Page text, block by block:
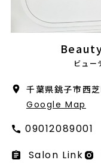
認定インストラクタ
採用情報
製品導入について
お問い合わせ
ビュー
千葉県銚子市西
Google Map
09012089001
Salon Link